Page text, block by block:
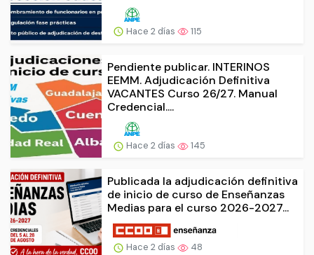
Hace 2 días 115
Pendiente publicar. INTERINOS
EEMM. Adjudicación Definitiva
VACANTES Curso 26/27. Manual
Credencial....
Hace 2 días 145
Publicada la adjudicación definitiva
de inicio de curso de Enseñanzas
Medias para el curso 2026-2027...
Hace 2 días 48